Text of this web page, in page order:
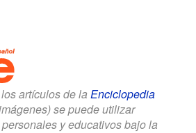
artículos de la Enciclopedia
se puede utilizar
y educativos bajo la